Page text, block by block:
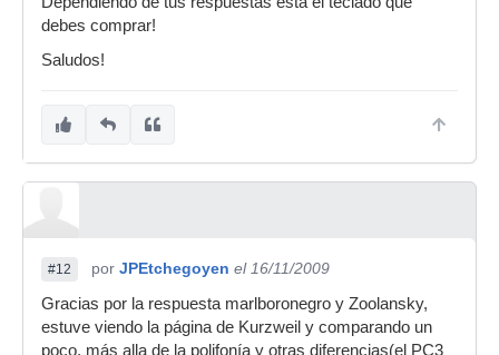
debes comprar!
Saludos!
#12 por JPEtchegoyen el 16/11/2009
Gracias por la respuesta marlboronegro y Zoolansky,
estuve viendo la página de Kurzweil y comparando un
poco, más alla de la polifonía y otras diferencias(el PC3